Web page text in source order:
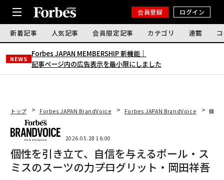
会員登録 ログイン
新着記事 人気記事 会員限定記事 カテゴリ 連載
NEWS
Forbes JAPAN MEMBERSHIP 新機能｜
記事ページ内の広告表示を最小限にしました
トップ Forbes JAPAN BrandVoice Forbes JAPAN BrandVoice 個性
2026.05.28 16:00
個性を引き立て、自信を与えるポール・ス
ミスのスーツの力――プログリット・岡田祥吾